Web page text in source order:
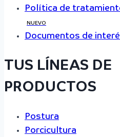
Política de
NUEVO
Documentos de
TUS LÍNEAS DE
PRODUCTOS
Postura
Porcicultura